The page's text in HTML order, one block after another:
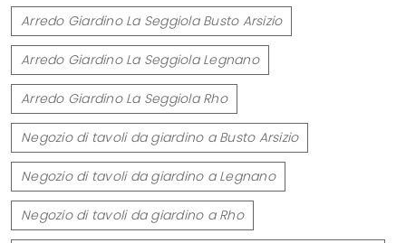
Arredo Giardino La Seggiola Busto Arsizio
Arredo Giardino La Seggiola Legnano
Arredo Giardino La Seggiola Rho
Negozio di tavoli da giardino a Busto Arsizio
Negozio di tavoli da giardino a Legnano
Negozio di tavoli da giardino a Rho